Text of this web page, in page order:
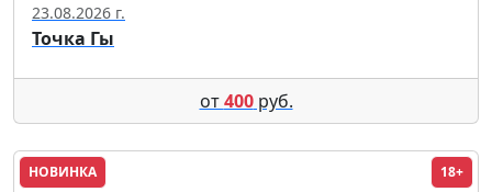
23.08.2026 г.
Точка Гы
от400руб.
НОВИНКА 18+
Рязань